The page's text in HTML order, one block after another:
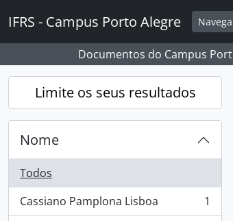
IFRS - Campus Porto Alegre
Documentos do Campus
Limite os seus resultados
Nome
Todos
Cassiano Pamplona Lisboa
, 1 resultados
1